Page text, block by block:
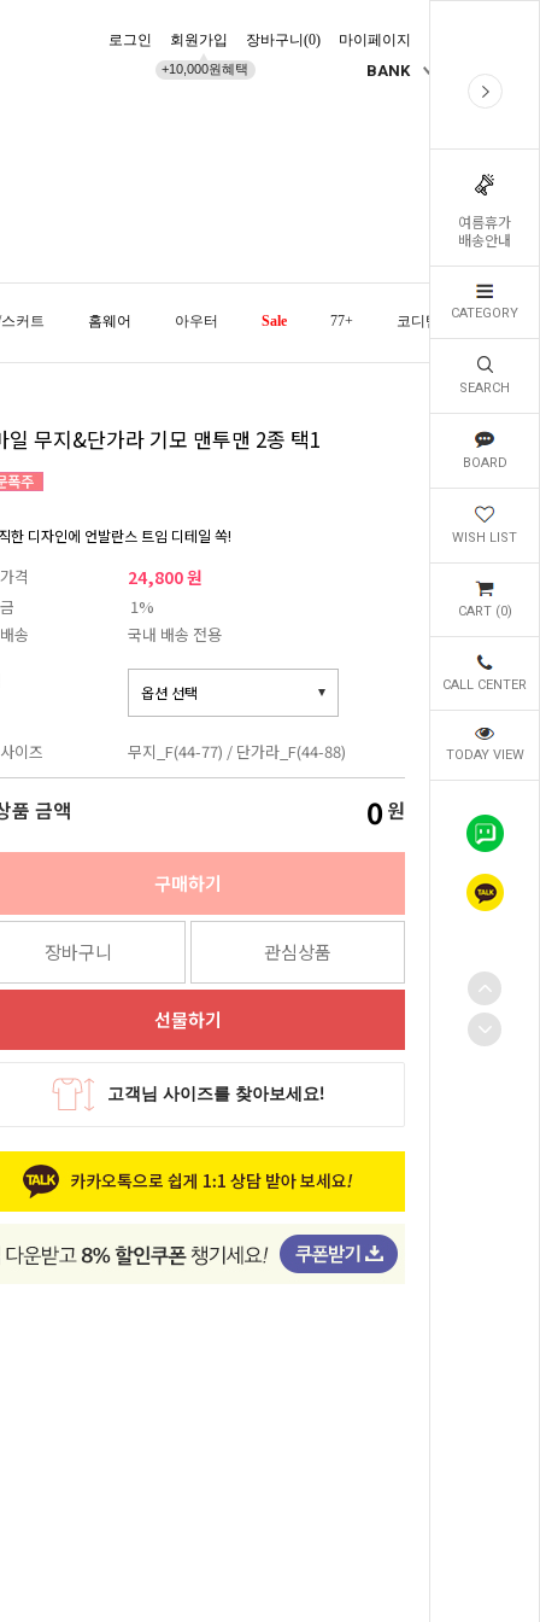
여름휴가
배송안내
CATEGORY
SEARCH
BOARD
WISH LIST
CART (0)
CALL CENTER
TODAY VIEW
로그인 회원가입
+10,000원혜택
장바구니(0) 마이페이지
BANK
커트 홈웨어 아우터 Sale 77+ 코디템 오늘발송
일 무지&단가라 기모 맨투맨 2종 택1
한 디자인에 언발란스 트임 디테일 쏙!
격 24,800 원
1%
송
국내 배송 전용
이즈 무지_F(44-77) / 단가라_F(44-88)
품 금액 0 원
구매하기
장바구니 관심상품
선물하기